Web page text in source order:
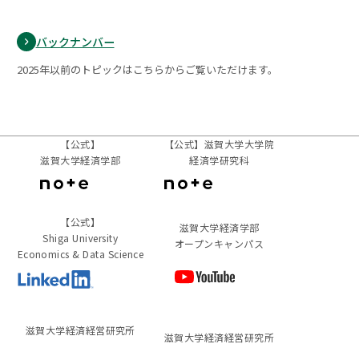
バックナンバー
2025年以前のトピックはこちらからご覧いただけます。
【公式】
滋賀大学経済学部
【公式】滋賀大学大学院
経済学研究科
【公式】
Shiga University
Economics & Data Science
滋賀大学経済学部
オープンキャンパス
滋賀⼤学経済経営研究所
滋賀⼤学経済経営研究所